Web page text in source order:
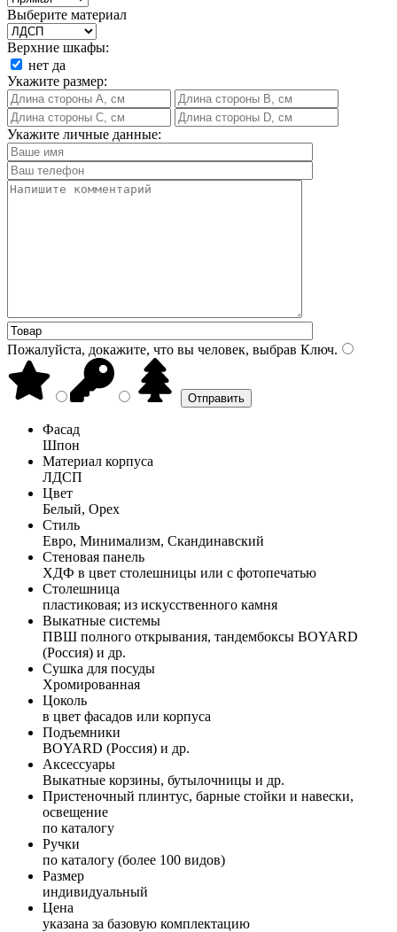
Выберите материал
Верхние шкафы:
нет да
Укажите размер:
Укажите личные данные:
Пожалуйста, докажите, что вы человек, выбрав Ключ.
Фасад
Шпон
Материал корпуса
ЛДСП
Цвет
Белый, Орех
Стиль
Евро, Минимализм, Скандинавский
Стеновая панель
ХДФ в цвет столешницы или с фотопечатью
Столешница
пластиковая; из искусственного камня
Выкатные системы
ПВШ полного открывания, тандембоксы BOYARD
(Россия) и др.
Сушка для посуды
Хромированная
Цоколь
в цвет фасадов или корпуса
Подъемники
BOYARD (Россия) и др.
Аксессуары
Выкатные корзины, бутылочницы и др.
Пристеночный плинтус, барные стойки и навески,
освещение
по каталогу
Ручки
по каталогу (более 100 видов)
Размер
индивидуальный
Цена
указана за базовую комплектацию